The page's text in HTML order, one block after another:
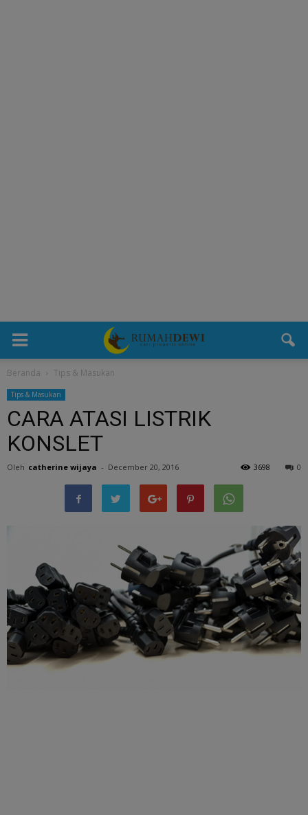
Beranda Tips & Masukan
Tips & Masukan
CARA ATASI LISTRIK
KONSLET
Oleh catherine wijaya - December 20, 2016 0
3698